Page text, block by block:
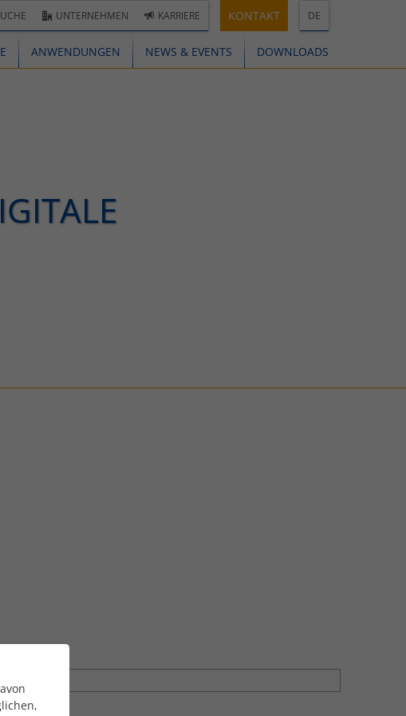
UNTERNEHMEN KARRIERE KONTAKT DE
ANWENDUNGEN NEWS & EVENTS DOWNLOADS